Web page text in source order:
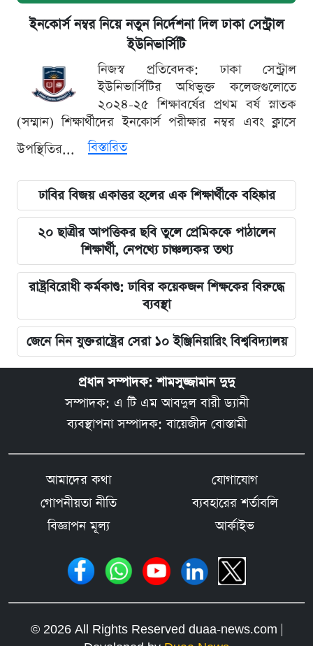
ইনকোর্স নম্বর নিয়ে নতুন নির্দেশনা দিল ঢাকা সেন্ট্রাল
ইউনিভার্সিটি
নিজস্ব প্রতিবেদক: ঢাকা সেন্ট্রাল
ইউনিভার্সিটির অধিভুক্ত কলেজগুলোতে
২০২৪-২৫ শিক্ষাবর্ষের প্রথম বর্ষ স্নাতক
(সম্মান) শিক্ষার্থীদের ইনকোর্স পরীক্ষার নম্বর এবং ক্লাসে
উপস্থিতির...
বিস্তারিত
ঢাবির বিজয় একাত্তর হলের এক শিক্ষার্থীকে বহিষ্কার
২০ ছাত্রীর আপত্তিকর ছবি তুলে প্রেমিককে পাঠালেন
শিক্ষার্থী, নেপথ্যে চাঞ্চল্যকর তথ্য
রাষ্ট্রবিরোধী কর্মকাণ্ড: ঢাবির কয়েকজন শিক্ষকের বিরুদ্ধে
ব্যবস্থা
জেনে নিন যুক্তরাষ্ট্রের সেরা ১০ ইঞ্জিনিয়ারিং বিশ্ববিদ্যালয়
প্রধান সম্পাদক: শামসুজ্জামান দুদু
সম্পাদক: এ টি এম আবদুল বারী ড্যানী
ব্যবস্থাপনা সম্পাদক: বায়েজীদ বোস্তামী
আমাদের কথা
যোগাযোগ
গোপনীয়তা নীতি
ব্যবহারের শর্তাবলি
বিজ্ঞাপন মূল্য
আর্কাইভ
© 2026 All Rights Reserved duaa-news.com |